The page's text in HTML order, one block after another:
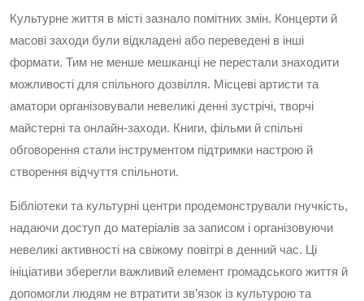
Культурне життя в місті зазнало помітних змін. Концерти й
масові заходи були відкладені або переведені в інші
формати. Тим не менше мешканці не перестали знаходити
можливості для спільного дозвілля. Місцеві артисти та
аматори організовували невеликі денні зустрічі, творчі
майстерні та онлайн‑заходи. Книги, фільми й спільні
обговорення стали інструментом підтримки настрою й
створення відчуття спільноти.
Бібліотеки та культурні центри продемонстрували гнучкість,
надаючи доступ до матеріалів за записом і організовуючи
невеликі активності на свіжому повітрі в денний час. Ці
ініціативи зберегли важливий елемент громадського життя й
допомогли людям не втратити зв’язок із культурою та